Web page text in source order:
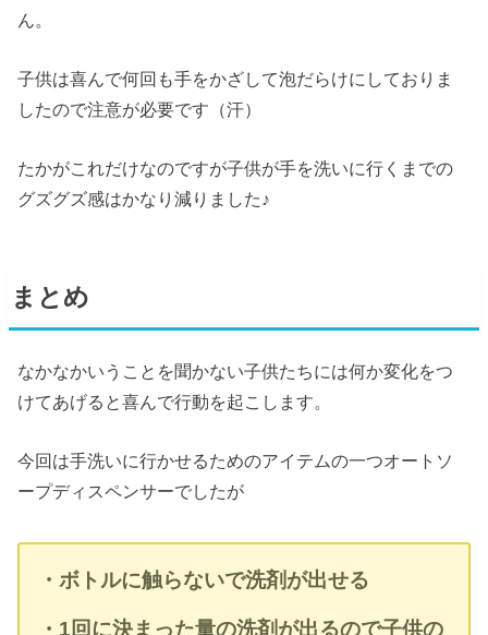
ん。
子供は喜んで何回も手をかざして泡だらけにしておりま
したので注意が必要です（汗）
たかがこれだけなのですが子供が手を洗いに行くまでの
グズグズ感はかなり減りました♪
まとめ
なかなかいうことを聞かない子供たちには何か変化をつ
けてあげると喜んで行動を起こします。
今回は手洗いに行かせるためのアイテムの一つオートソ
ープディスペンサーでしたが
・ボトルに触らないで洗剤が出せる
・1回に決まった量の洗剤が出るので子供の